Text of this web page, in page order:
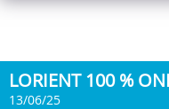
LORIENT 100 %
13/06/25